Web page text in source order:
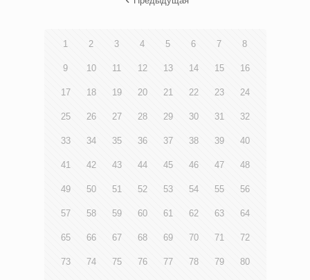
1 2 3 4 5 6 7 8
9 10 11 12 13 14 15 16
17 18 19 20 21 22 23 24
25 26 27 28 29 30 31 32
33 34 35 36 37 38 39 40
41 42 43 44 45 46 47 48
49 50 51 52 53 54 55 56
57 58 59 60 61 62 63 64
65 66 67 68 69 70 71 72
73 74 75 76 77 78 79 80